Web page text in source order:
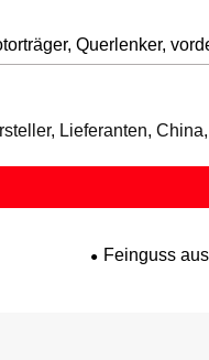
Querlenker,
Lieferanten,
Feinguss aus